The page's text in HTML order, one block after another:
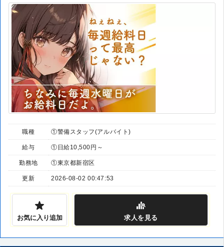
職種 ①警備スタッフ(アルバイト)
給与 ①日給10,500円～
勤務地 ①東京都新宿区
更新 2026-08-02 00:47:53
お気に入り追加 求人を見る